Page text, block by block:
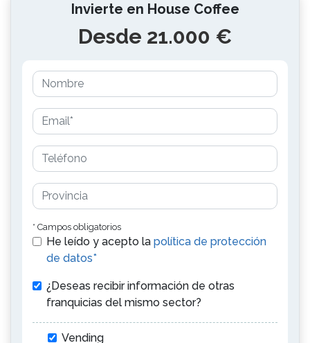
Invierte en House Coffee
Desde 21.000 €
* Campos obligatorios
He leído y acepto la política de protección
de datos*
¿Deseas recibir información de otras
franquicias del mismo sector?
Vending